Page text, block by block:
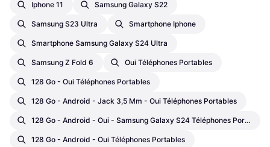
Iphone 11 Samsung Galaxy S22
Samsung S23 Ultra Smartphone Iphone
Smartphone Samsung Galaxy S24 Ultra
Samsung Z Fold 6 Oui Téléphones Portables
128 Go - Oui Téléphones Portables
128 Go - Android - Jack 3,5 Mm - Oui Téléphones Portables
128 Go - Android - Oui - Samsung Galaxy S24 Téléphones Portables
128 Go - Android - Oui Téléphones Portables